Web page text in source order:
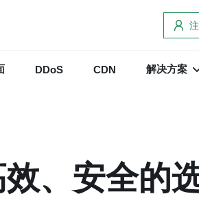
DDoS CDN 解决方案
、安全的